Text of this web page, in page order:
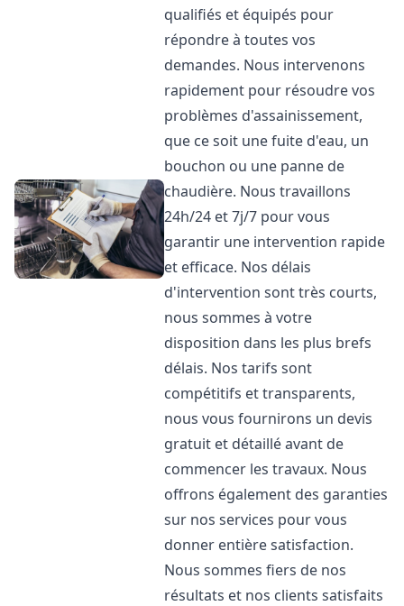
qualifiés et équipés pour
répondre à toutes vos
demandes. Nous intervenons
rapidement pour résoudre vos
problèmes d'assainissement,
que ce soit une fuite d'eau, un
bouchon ou une panne de
chaudière. Nous travaillons
24h/24 et 7j/7 pour vous
garantir une intervention rapide
et efficace. Nos délais
d'intervention sont très courts,
nous sommes à votre
disposition dans les plus brefs
délais. Nos tarifs sont
compétitifs et transparents,
nous vous fournirons un devis
gratuit et détaillé avant de
commencer les travaux. Nous
offrons également des garanties
sur nos services pour vous
donner entière satisfaction.
Nous sommes fiers de nos
résultats et nos clients satisfaits